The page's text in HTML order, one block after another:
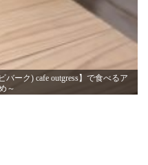
バーク) cafe outgress】で食べるア
～